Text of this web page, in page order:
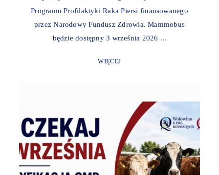
Programu Profilaktyki Raka Piersi finansowanego
przez Narodowy Fundusz Zdrowia. Mammobus
będzie dostępny 3 września 2026 ...
WIĘCEJ